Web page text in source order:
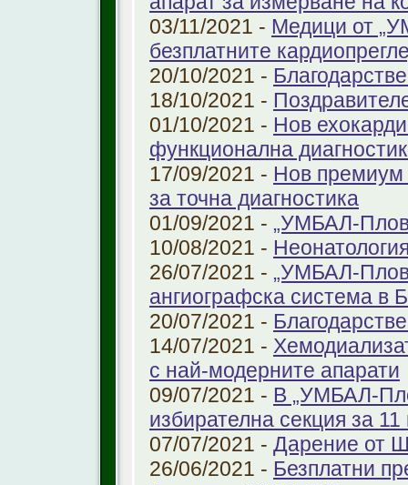
03/11/2021 - Медици от
безплатните
20/10/2021 -
18/10/2021 -
01/10/2021 - Нов
функционална
17/09/2021 - Нов премиум
за точна диагностика
01/09/2021 - „УМБАЛ-
10/08/2021 -
26/07/2021 - „УМБАЛ-
ангиографска система в
20/07/2021 -
14/07/2021 -
с най-модерните апарати
09/07/2021 - В „УМБАЛ-
избирателна секция за 11
07/07/2021 - Дарение от
26/06/2021 - Безплатни